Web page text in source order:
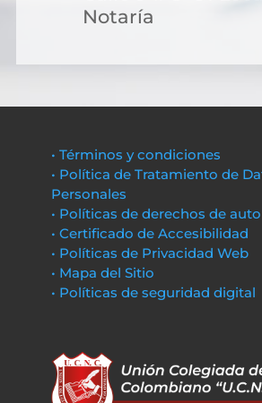
Notaría
• Términos y condiciones
• Política de Tratamiento de
Personales
• Políticas de derechos de
• Certificado de Accesibilidad
• Políticas de Privacidad Web
• Mapa del Sitio
• Políticas de seguridad digital